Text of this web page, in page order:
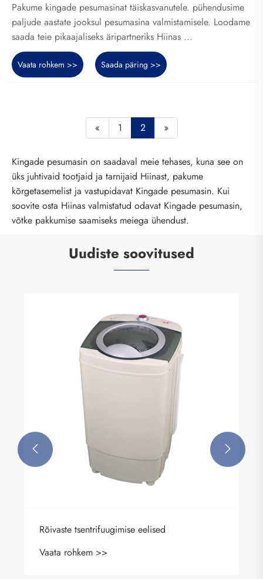
Pakume kingade pesumasinat täiskasvanutele. pühendusime
paljude aastate jooksul pesumasina valmistamisele. Loodame
saada teie pikaajaliseks äripartneriks Hiinas ...
Vaata rohkem >> Saada päring >>
« 1 2 »
Kingade pesumasin on saadaval meie tehases, kuna see on
üks juhtivaid tootjaid ja tarnijaid Hiinast, pakume
kõrgetasemelist ja vastupidavat Kingade pesumasin. Kui
soovite osta Hiinas valmistatud odavat Kingade pesumasin, ​​
võtke pakkumise saamiseks meiega ühendust.
Uudiste soovitused
Rõivaste tsentrifuugimise eelised
Vaata rohkem >>
 